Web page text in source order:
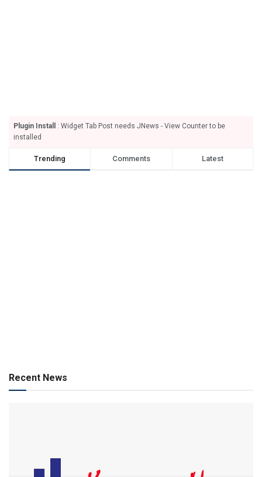
Plugin Install
: Widget Tab Post needs JNews - View Counter to be
installed
Trending Comments Latest
Recent News